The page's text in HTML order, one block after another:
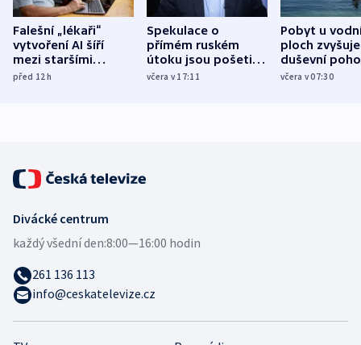
Falešní „lékaři“
vytvoření AI šíří
mezi staršími
Poláky nebezpečné
před 12h
Spekulace o
přímém ruském
útoku jsou pošetilé,
míní estonský
včera v 17:11
Pobyt u
ploch zvyšuje
duševní
ukázala
včera v 07:30
Divácké centrum
každý všední den:8:00—16:00 hodin
261 136 113
info@ceskatelevize.cz